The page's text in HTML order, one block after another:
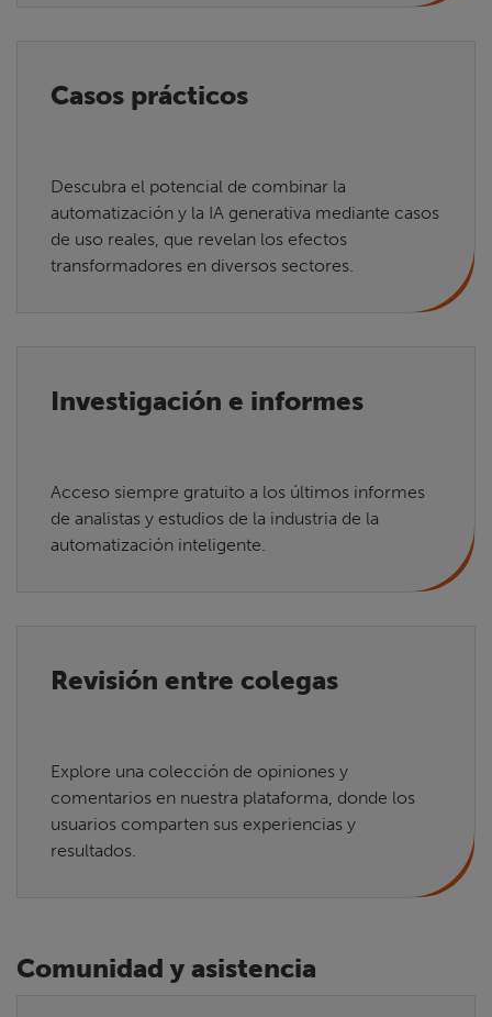
Casos prácticos
Descubra el potencial de combinar la
automatización y la IA generativa mediante casos
de uso reales, que revelan los efectos
transformadores en diversos sectores.
Investigación e informes
Acceso siempre gratuito a los últimos informes
de analistas y estudios de la industria de la
automatización inteligente.
Revisión entre colegas
Explore una colección de opiniones y
comentarios en nuestra plataforma, donde los
usuarios comparten sus experiencias y
resultados.
Comunidad y asistencia